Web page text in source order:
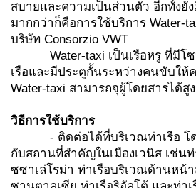
สบายและความเป็นส่วนตัว อีกทั้งยั
มากกว่าก็คือการใช้บริการ Water-
บริษัท Consorzio VWT
Water-taxi เป็นเรือหรู ที่มีโซ
เรือและมีประตูกั้นระหว่างคนขับให้
Water-taxi สามารถจุผู้โดยสารได้สู
วิธีการใช้บริการ
- ติดต่อได้ที่บริเวณท่าเรือ โ
กับสถานที่สำคัญในเมืองเวนิส เช่นท่
ซซาเล่โรม่า ท่าเรือบริเวณด้านหน้า